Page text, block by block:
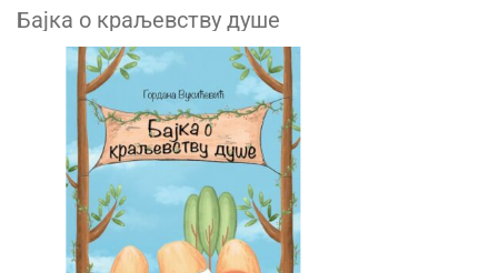
Бајка о краљевству душе